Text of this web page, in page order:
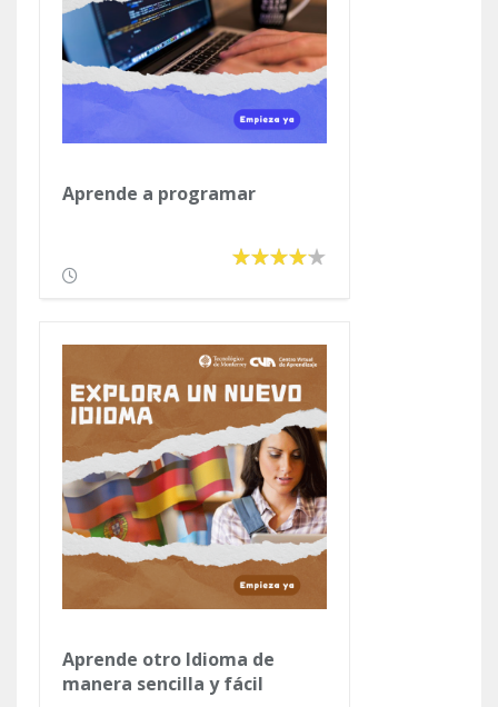
Aprende a programar
Aprende otro Idioma de
manera sencilla y fácil